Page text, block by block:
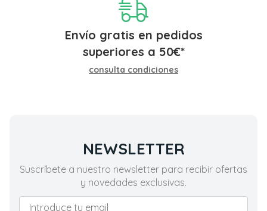
Envío gratis en pedidos
superiores a 50€*
consulta condiciones
NEWSLETTER
Suscríbete a nuestro newsletter para recibir ofertas
y novedades exclusivas.